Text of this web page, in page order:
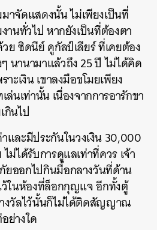
าจัดแสดงนั้น ไม่เพียงเป็นที่
านทั่วไป หากยังเป็นที่ต้องตา
ย ซิดนีย์ คูกัลป์เลียร์ ที่เคยต้อง
นานามาแล้วถึง 25 ปี ไม่ได้คิด
ะเงิน เขาลงมือขโมยเพียง
ล่นเท่านั้น เนื่องจากการอารักขา
กินไป
และมีประกันในวงเงิน 30,000
ได้รับการดูแลเท่าที่ควร เจ้า
ออกไปกินมื้อกลางวันที่ด้าน
ว้ในห้องที่ล็อกกุญแจ อีกทั้งตู้
งวัลไว้นั้นก็ไม่ได้ติดสัญญาณ
ย่างใด